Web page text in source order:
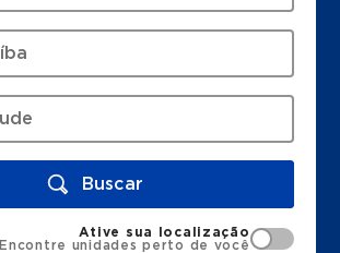
Buscar
Ative sua localização
Encontre unidades perto de você